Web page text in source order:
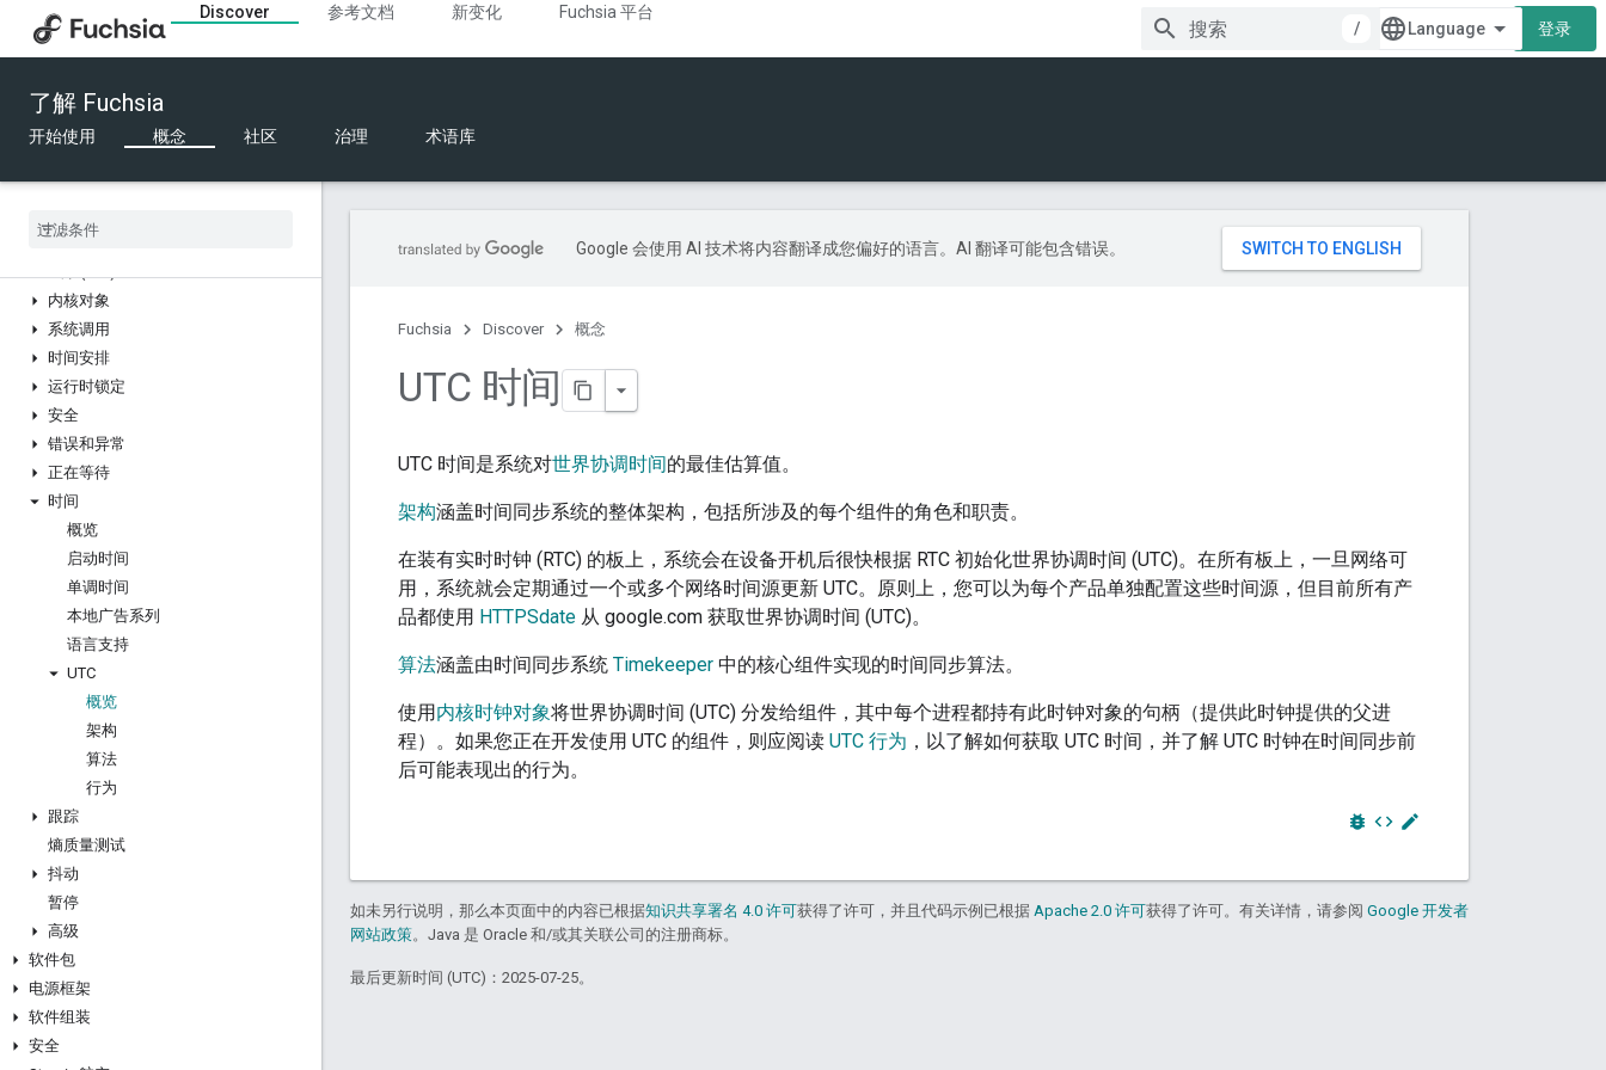
Discover 参考文档 新变化
Fuchsia 平台
/
登录
了解 Fuchsia
开始使用 概念 社区 治理 术语库
推动因素
文件系统
流程
FIDL
概览
Zircon 和 LK
内核对象
系统调用
时间安排
运行时锁定
安全
错误和异常
正在等待
时间
概览
启动时间
单调时间
本地广告系列
语言支持
UTC
概览
架构
算法
行为
跟踪
熵质量测试
抖动
暂停
高级
软件包
电源框架
软件组装
安全
Google 会使用 AI 技术将内容翻译成您偏好的语言。AI 翻译可能包含错误。
Fuchsia Discover 概念
UTC 时间
UTC 时间是系统对世界协调时间的最佳估算值。
架构涵盖时间同步系统的整体架构，包括所涉及的每个组件的角色和职责。
在装有实时时钟 (RTC) 的板上，系统会在设备开机后很快根据 RTC 初始化世界协调时间 (UTC)。在所有板上，一旦网络可
用，系统就会定期通过一个或多个网络时间源更新 UTC。原则上，您可以为每个产品单独配置这些时间源，但目前所有产
品都使用 HTTPSdate 从 google.com 获取世界协调时间 (UTC)。
算法涵盖由时间同步系统 Timekeeper 中的核心组件实现的时间同步算法。
使用内核时钟对象将世界协调时间 (UTC) 分发给组件，其中每个进程都持有此时钟对象的句柄（提供此时钟提供的父进
程）。如果您正在开发使用 UTC 的组件，则应阅读 UTC 行为 ，以了解如何获取 UTC 时间，并了解 UTC 时钟在时间同步前
后可能表现出的行为。
bug_report code edit
如未另行说明，那么本页面中的内容已根据知识共享署名 4.0 许可获得了许可，并且代码示例已根据 Apache 2.0 许可获得了许可。有关详情，请参阅 Google 开发者
网站政策。Java 是 Oracle 和/或其关联公司的注册商标。
最后更新时间 (UTC)：2025-07-25。